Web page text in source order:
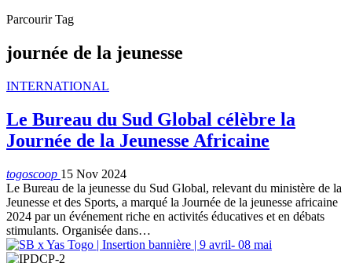
Parcourir Tag
journée de la jeunesse
INTERNATIONAL
Le Bureau du Sud Global célèbre la
Journée de la Jeunesse Africaine
togoscoop 15 Nov 2024
Le Bureau de la jeunesse du Sud Global, relevant du ministère de la
Jeunesse et des Sports, a marqué la Journée de la jeunesse africaine
2024 par un événement riche en activités éducatives et en débats
stimulants. Organisée dans…